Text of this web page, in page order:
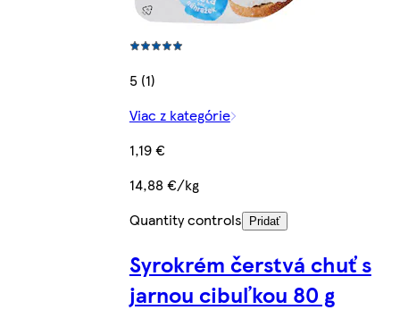
5 (1)
Viac z kategórie
1,19 €
14,88 €/kg
Quantity controls
Pridať
Syrokrém čerstvá chuť s
jarnou cibuľkou 80 g